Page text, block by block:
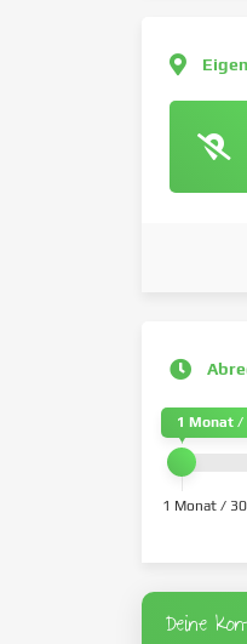
1 Monat /
1 Monat /
Deine